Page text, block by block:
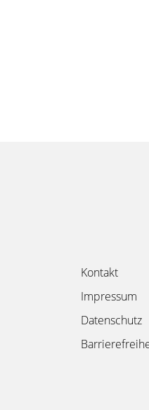
Kontakt
Impressum
Datenschutz